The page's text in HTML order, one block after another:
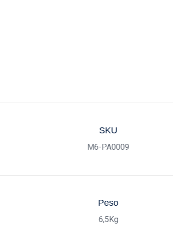
SKU
M6-PA0009
Peso
6,5Kg